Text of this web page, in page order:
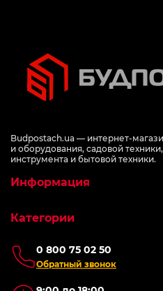
Budpostach.ua — интернет-
и оборудования, садовой
инструмента и бытовой техники.
0 800 75 02 50
Обратный звонок
Информация
Категории